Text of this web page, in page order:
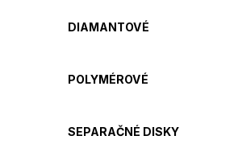
DIAMANTOVÉ
POLYMÉROVÉ
SEPARAČNÉ DISKY